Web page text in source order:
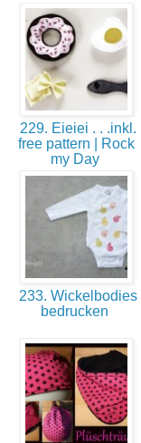
229. Eieiei . . .inkl.
free pattern | Rock
my Day
233. Wickelbodies
bedrucken